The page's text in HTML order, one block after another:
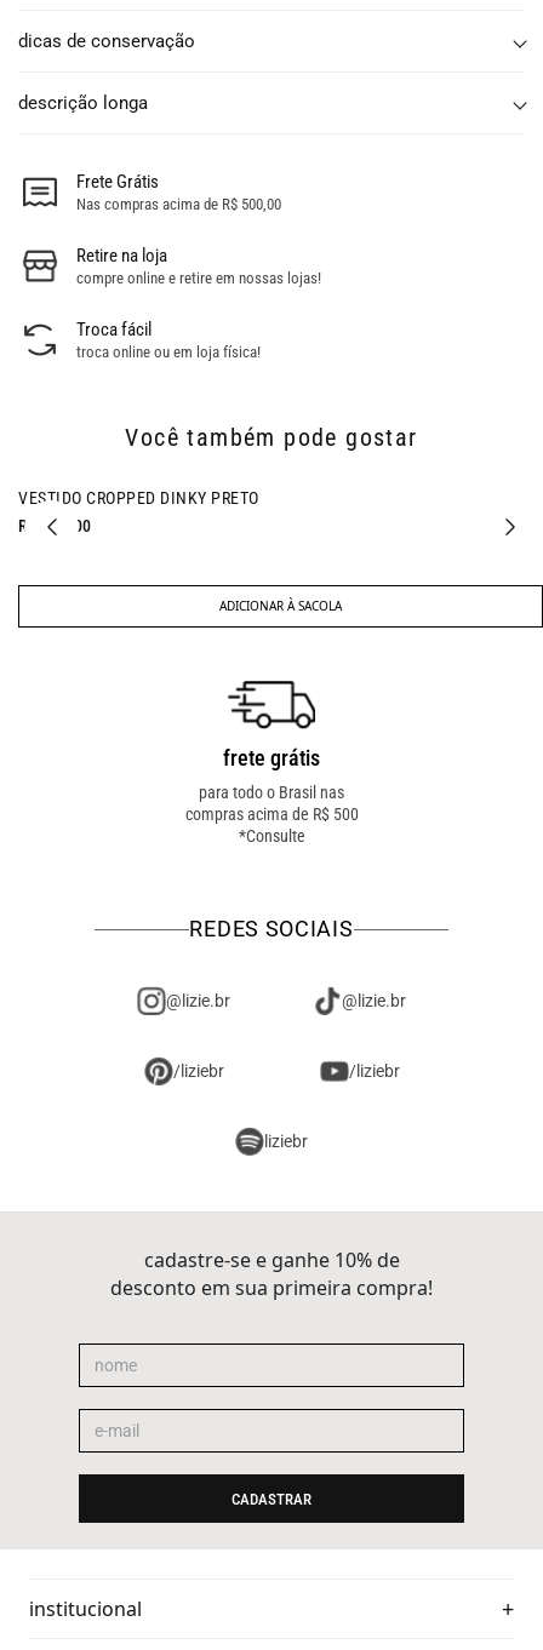
dicas de conservação
descrição longa
Frete Grátis
Nas compras acima de R$ 500,00
Retire na loja
compre online e retire em nossas lojas!
Troca fácil
troca online ou em loja física!
Você também pode gostar
VESTIDO CROPPED DINKY PRETO
R$ 397,00
ADICIONAR À SACOLA
frete grátis
para todo o Brasil nas
compras acima de R$ 500
*Consulte
REDES SOCIAIS
@lizie.br @lizie.br
/liziebr /liziebr
liziebr
cadastre-se e ganhe 10% de
desconto em sua primeira compra!
CADASTRAR
institucional